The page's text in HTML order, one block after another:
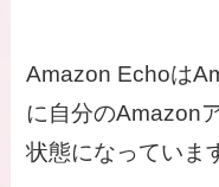
Amazon Echoは
に自分のAmazon
状態になっていま